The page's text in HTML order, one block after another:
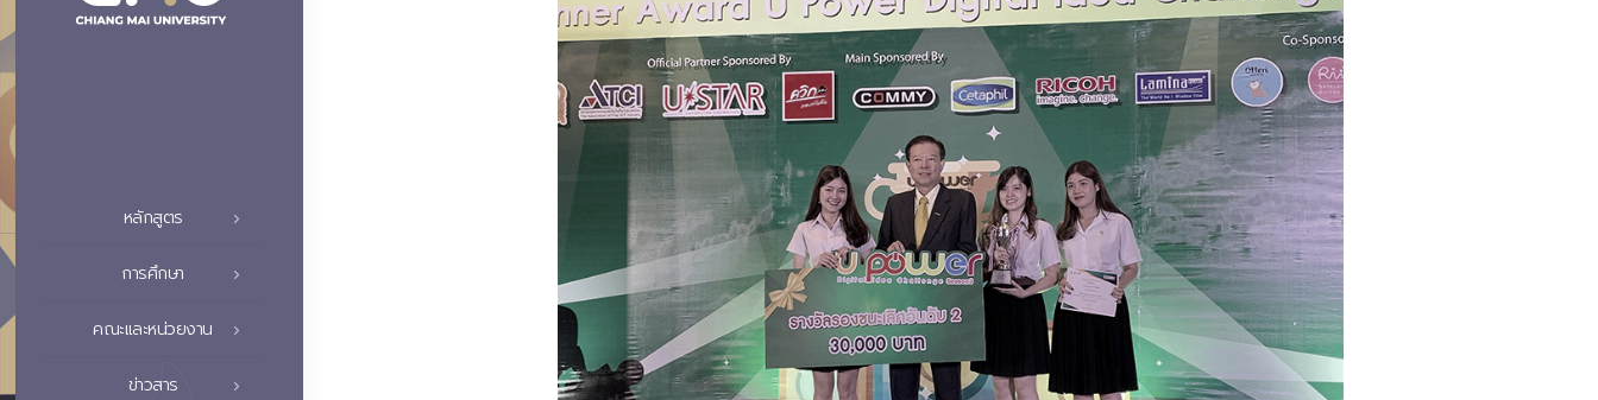
หลักสูตร
การศึกษา
คณะและหน่วยงาน
ข่าวสาร